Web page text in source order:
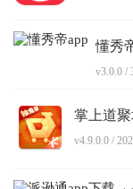
懂秀
v3.0.0 /
掌上道
v4.9.0.0 /